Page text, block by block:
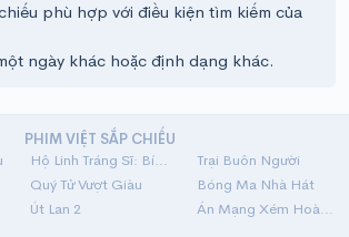
phù hợp với điều kiện tìm kiếm của
ngày khác hoặc định dạng khác.
PHIM VIỆT SẮP CHIẾU
Hộ Linh Tráng Sĩ: Bí Ẩn Mộ Vua Đinh
Trại Buôn Người
Quý Tử Vượt Giàu
Bóng Ma Nhà Hát
Út Lan 2
Án Mạng Xém Hoàn Hảo